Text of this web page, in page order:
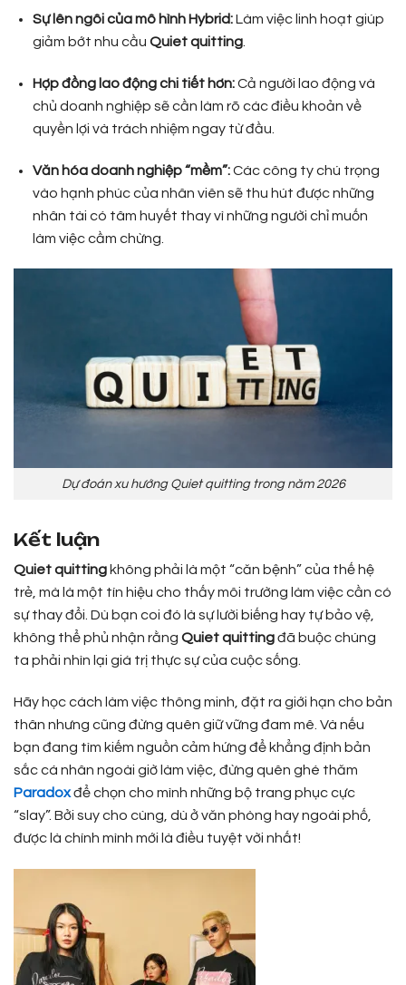
Sự lên ngôi của mô hình Hybrid:Làm việc linh hoạt giúp
giảm bớt nhu cầu Quiet quitting.
Hợp đồng lao động chi tiết hơn:Cả người lao động và
chủ doanh nghiệp sẽ cần làm rõ các điều khoản về
quyền lợi và trách nhiệm ngay từ đầu.
Văn hóa doanh nghiệp “mềm”:Các công ty chú trọng
vào hạnh phúc của nhân viên sẽ thu hút được những
nhân tài có tâm huyết thay vì những người chỉ muốn
làm việc cầm chừng.
Dự đoán xu hướng Quiet quitting trong năm 2026
Kết luận
Quiet quitting không phải là một “căn bệnh” của thế hệ
trẻ, mà là một tín hiệu cho thấy môi trường làm việc cần có
sự thay đổi. Dù bạn coi đó là sự lười biếng hay tự bảo vệ,
không thể phủ nhận rằng Quiet quittingđã buộc chúng
ta phải nhìn lại giá trị thực sự của cuộc sống.
Hãy học cách làm việc thông minh, đặt ra giới hạn cho bản
thân nhưng cũng đừng quên giữ vững đam mê. Và nếu
bạn đang tìm kiếm nguồn cảm hứng để khẳng định bản
sắc cá nhân ngoài giờ làm việc, đừng quên ghé thăm
Paradoxđể chọn cho mình những bộ trang phục cực
“slay”. Bởi suy cho cùng, dù ở văn phòng hay ngoài phố,
được là chính mình mới là điều tuyệt vời nhất!